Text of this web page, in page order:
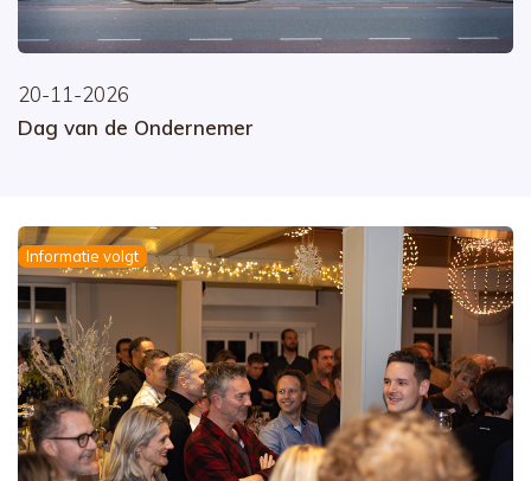
20-11-2026
Dag van de Ondernemer
Informatie volgt